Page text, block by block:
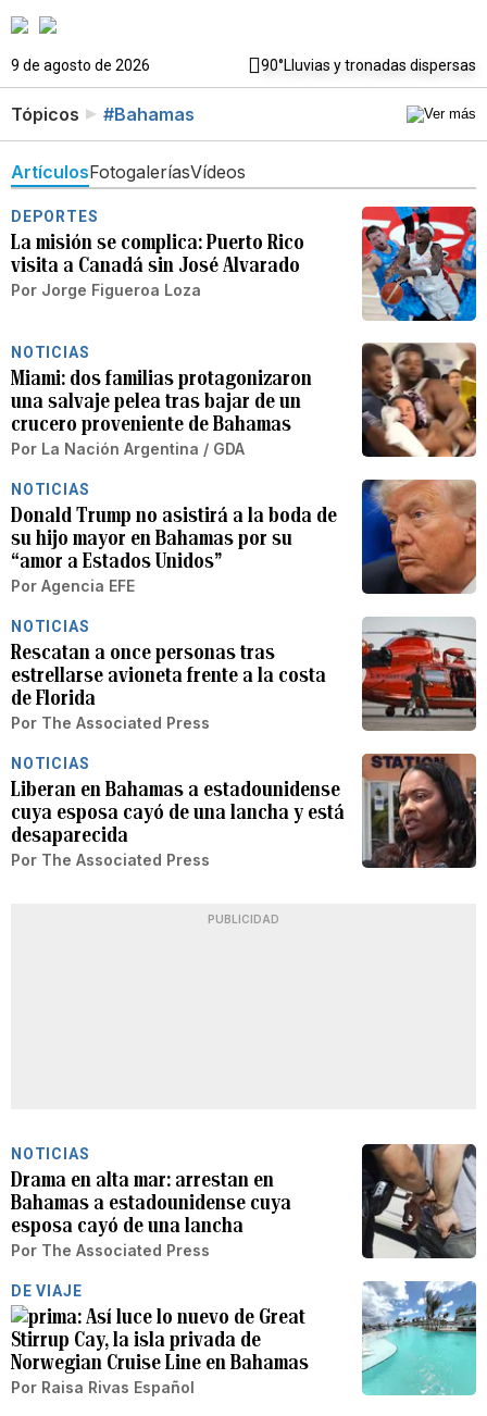
9 de agosto de 2026 90°Lluvias y tronadas dispersas
Tópicos #Bahamas
ArtículosFotogaleríasVídeos
DEPORTES
La misión se complica: Puerto Rico
visita a Canadá sin José Alvarado
Por Jorge Figueroa Loza
NOTICIAS
Miami: dos familias protagonizaron
una salvaje pelea tras bajar de un
crucero proveniente de Bahamas
Por La Nación Argentina / GDA
NOTICIAS
Donald Trump no asistirá a la boda de
su hijo mayor en Bahamas por su
“amor a Estados Unidos”
Por Agencia EFE
NOTICIAS
Rescatan a once personas tras
estrellarse avioneta frente a la costa
de Florida
Por The Associated Press
NOTICIAS
Liberan en Bahamas a estadounidense
cuya esposa cayó de una lancha y está
desaparecida
Por The Associated Press
PUBLICIDAD
NOTICIAS
Drama en alta mar: arrestan en
Bahamas a estadounidense cuya
esposa cayó de una lancha
Por The Associated Press
DE VIAJE
Así luce lo nuevo de Great
Stirrup Cay, la isla privada de
Norwegian Cruise Line en Bahamas
Por Raisa Rivas Español